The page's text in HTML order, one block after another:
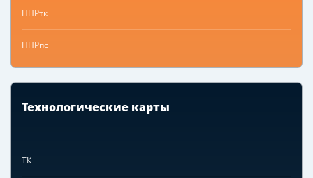
ППРтк
ППРпс
Технологические карты
ТК